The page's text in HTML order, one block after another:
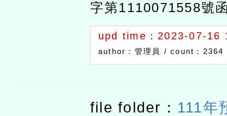
字第1110071558號
度課程計畫備查通過
文如附件。
upd time：2023-07-16
author：管理員 /count：2364
file folder： 111年